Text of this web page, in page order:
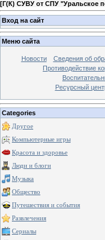
[Г(К) СУВУ от СПУ "Уральское
Вход на сайт
Меню сайта
Новости Сведения об
Противодействие
Ресурсный
Categories
Другое
Компьютерные игры
Красота и здоровье
Люди и блоги
Музыка
Общество
Путешествия и события
Развлечения
Сериалы